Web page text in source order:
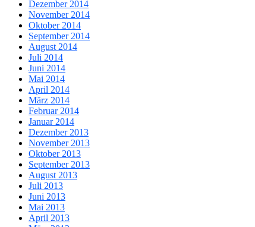
Dezember 2014
November 2014
Oktober 2014
September 2014
August 2014
Juli 2014
Juni 2014
Mai 2014
April 2014
März 2014
Februar 2014
Januar 2014
Dezember 2013
November 2013
Oktober 2013
September 2013
August 2013
Juli 2013
Juni 2013
Mai 2013
April 2013